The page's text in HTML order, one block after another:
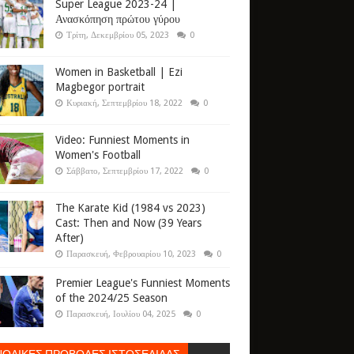
Super League 2023-24 |
Ανασκόπηση πρώτου γύρου
Τρίτη, Δεκεμβρίου 05, 2023 0
Women in Basketball | Ezi
Magbegor portrait
Κυριακή, Σεπτεμβρίου 18, 2022 0
Video: Funniest Moments in
Women's Football
Σάββατο, Σεπτεμβρίου 17, 2022 0
The Karate Kid (1984 vs 2023)
Cast: Then and Now (39 Years
After)
Παρασκευή, Φεβρουαρίου 10, 2023 0
Premier League's Funniest Moments
of the 2024/25 Season
Παρασκευή, Ιουλίου 04, 2025 0